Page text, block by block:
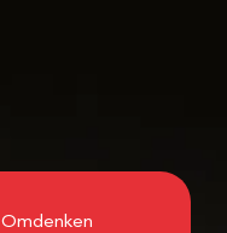
Omdenken